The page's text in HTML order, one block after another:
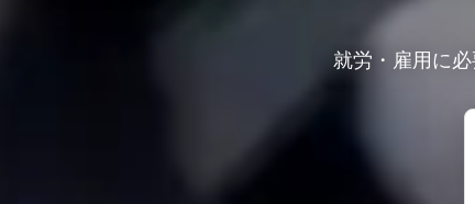
就労・雇用に